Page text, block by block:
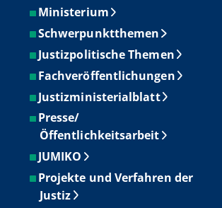
Ministerium
Schwerpunktthemen
Justizpolitische Themen
Fachveröffentlichungen
Justizministerialblatt
Presse/
Öffentlichkeitsarbeit
JUMIKO
Projekte und Verfahren der
Justiz